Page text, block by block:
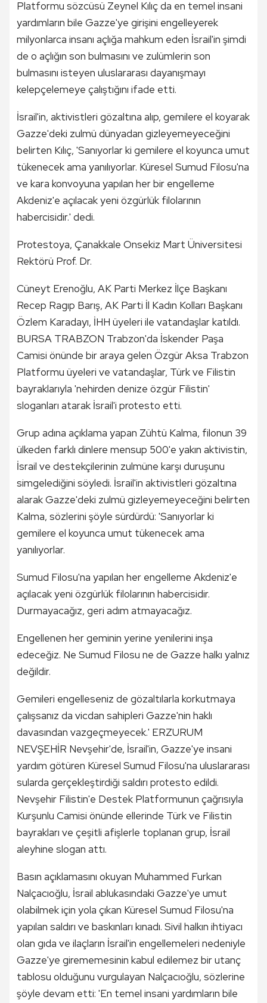
Platformu sözcüsü Zeynel Kılıç da en temel insani
yardımların bile Gazze'ye girişini engelleyerek
milyonlarca insanı açlığa mahkum eden İsrail'in şimdi
de o açlığın son bulmasını ve zulümlerin son
bulmasını isteyen uluslararası dayanışmayı
kelepçelemeye çalıştığını ifade etti.
İsrail'in, aktivistleri gözaltına alıp, gemilere el koyarak
Gazze'deki zulmü dünyadan gizleyemeyeceğini
belirten Kılıç, 'Sanıyorlar ki gemilere el koyunca umut
tükenecek ama yanılıyorlar. Küresel Sumud Filosu'na
ve kara konvoyuna yapılan her bir engelleme
Akdeniz'e açılacak yeni özgürlük filolarının
habercisidir.' dedi.
Protestoya, Çanakkale Onsekiz Mart Üniversitesi
Rektörü Prof. Dr.
Cüneyt Erenoğlu, AK Parti Merkez İlçe Başkanı
Recep Ragıp Barış, AK Parti İl Kadın Kolları Başkanı
Özlem Karadayı, İHH üyeleri ile vatandaşlar katıldı.
BURSA TRABZON Trabzon'da İskender Paşa
Camisi önünde bir araya gelen Özgür Aksa Trabzon
Platformu üyeleri ve vatandaşlar, Türk ve Filistin
bayraklarıyla 'nehirden denize özgür Filistin'
sloganları atarak İsrail'i protesto etti.
Grup adına açıklama yapan Zühtü Kalma, filonun 39
ülkeden farklı dinlere mensup 500'e yakın aktivistin,
İsrail ve destekçilerinin zulmüne karşı duruşunu
simgelediğini söyledi. İsrail'in aktivistleri gözaltına
alarak Gazze'deki zulmü gizleyemeyeceğini belirten
Kalma, sözlerini şöyle sürdürdü: 'Sanıyorlar ki
gemilere el koyunca umut tükenecek ama
yanılıyorlar.
Sumud Filosu'na yapılan her engelleme Akdeniz'e
açılacak yeni özgürlük filolarının habercisidir.
Durmayacağız, geri adım atmayacağız.
Engellenen her geminin yerine yenilerini inşa
edeceğiz. Ne Sumud Filosu ne de Gazze halkı yalnız
değildir.
Gemileri engelleseniz de gözaltılarla korkutmaya
çalışsanız da vicdan sahipleri Gazze'nin haklı
davasından vazgeçmeyecek.' ERZURUM
NEVŞEHİR Nevşehir'de, İsrail'in, Gazze'ye insani
yardım götüren Küresel Sumud Filosu'na uluslararası
sularda gerçekleştirdiği saldırı protesto edildi.
Nevşehir Filistin'e Destek Platformunun çağrısıyla
Kurşunlu Camisi önünde ellerinde Türk ve Filistin
bayrakları ve çeşitli afişlerle toplanan grup, İsrail
aleyhine slogan attı.
Basın açıklamasını okuyan Muhammed Furkan
Nalçacıoğlu, İsrail ablukasındaki Gazze'ye umut
olabilmek için yola çıkan Küresel Sumud Filosu'na
yapılan saldırı ve baskınları kınadı. Sivil halkın ihtiyacı
olan gıda ve ilaçların İsrail'in engellemeleri nedeniyle
Gazze'ye girememesinin kabul edilemez bir utanç
tablosu olduğunu vurgulayan Nalçacıoğlu, sözlerine
şöyle devam etti: 'En temel insani yardımların bile